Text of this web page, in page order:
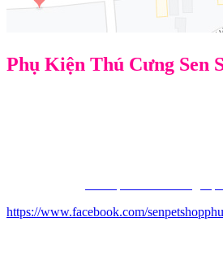
Phụ Kiện Thú Cưng Sen
https://www.facebook.com/